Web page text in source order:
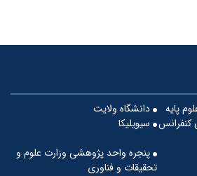
دانشگاه ولایت
پایه
سیویلیکا کنفرانس
پنجره واحد پژوهشی وزارت علوم و
تحقیقات و فناوری